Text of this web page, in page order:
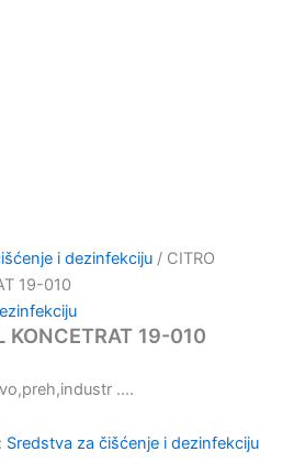
i dezinfekciju / CITRO
19-010
KONCETRAT 19-010
….
Sredstva za čišćenje i dezinfekciju